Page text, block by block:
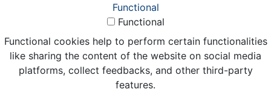
Functional
Functional
Functional cookies help to perform certain functionalities
like sharing the content of the website on social media
platforms, collect feedbacks, and other third-party
features.